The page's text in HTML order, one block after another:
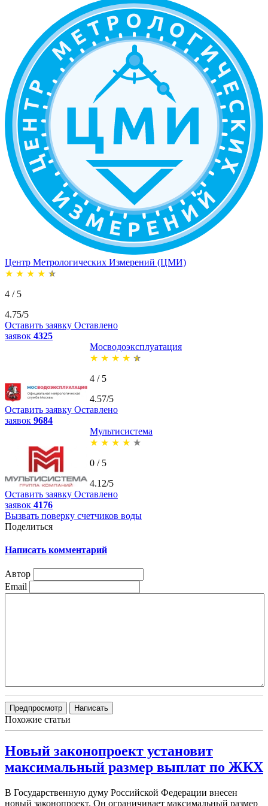
Центр Метрологических Измерений (ЦМИ)
★ ★ ★ ★ ★
4 / 5
4.75/5
Оставить заявку Оставлено
заявок 4325
Мосводоэксплуатация
★ ★ ★ ★ ★
4 / 5
4.57/5
Оставить заявку Оставлено
заявок 9684
Мультисистема
★ ★ ★ ★ ★
0 / 5
4.12/5
Оставить заявку Оставлено
заявок 4176
Вызвать поверку счетчиков воды
Поделиться
Написать комментарий
Автор
Email
Похожие статьи
Новый законопроект установит
максимальный размер выплат по ЖКХ
В Государственную думу Российской Федерации внесен
новый законопроект. Он ограничивает максимальный размер